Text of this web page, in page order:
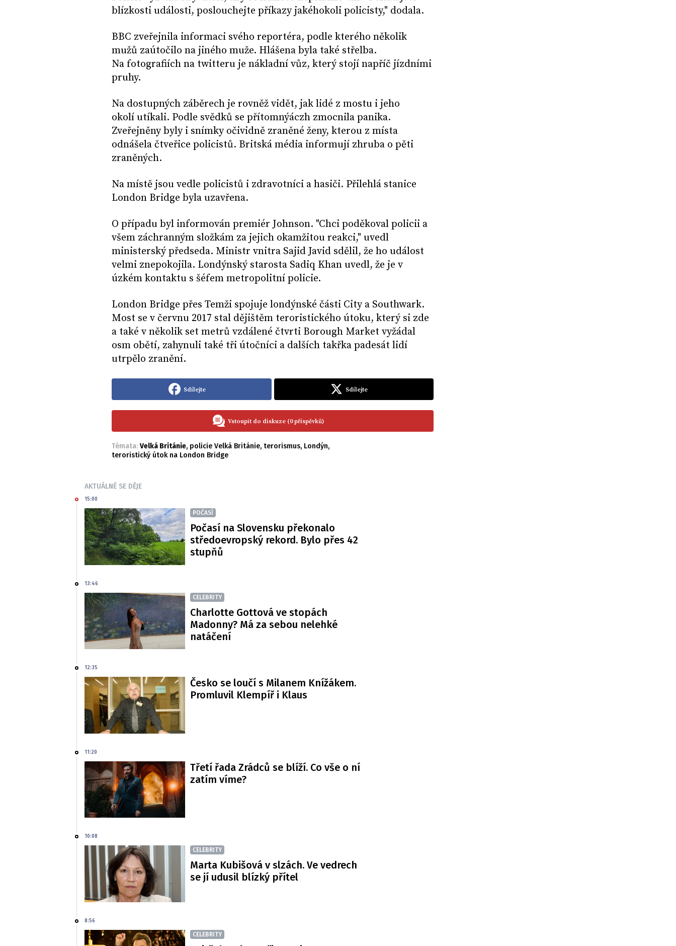
blízkosti události, poslouchejte příkazy jakéhokoli policisty," dodala.
BBC zveřejnila informaci svého reportéra, podle kterého několik
mužů zaútočilo na jiného muže. Hlášena byla také střelba.
Na fotografiích na twitteru je nákladní vůz, který stojí napříč jízdními
pruhy.
Na dostupných záběrech je rovněž vidět, jak lidé z mostu i jeho
okolí utíkali. Podle svědků se přítomnýáczh zmocnila panika.
Zveřejněny byly i snímky očividně zraněné ženy, kterou z místa
odnášela čtveřice policistů. Britská média informují zhruba o pěti
zraněných.
Na místě jsou vedle policistů i zdravotníci a hasiči. Přilehlá stanice
London Bridge byla uzavřena.
O případu byl informován premiér Johnson. "Chci poděkoval policii a
všem záchranným složkám za jejich okamžitou reakci," uvedl
ministerský předseda. Ministr vnitra Sajid Javid sdělil, že ho událost
velmi znepokojila. Londýnský starosta Sadiq Khan uvedl, že je v
úzkém kontaktu s šéfem metropolitní policie.
London Bridge přes Temži spojuje londýnské části City a Southwark.
Most se v červnu 2017 stal dějištěm teroristického útoku, který si zde
a také v několik set metrů vzdálené čtvrti Borough Market vyžádal
osm obětí, zahynuli také tři útočníci a dalších takřka padesát lidí
utrpělo zranění.
Sdílejte Sdílejte
Vstoupit do diskuze (0 příspěvků)
Témata: Velká Británie, policie Velká Británie, terorismus, Londýn,
teroristický útok na London Bridge
AKTUÁLNĚ SE DĚJE
15:00
POČASÍ
Počasí na Slovensku překonalo
středoevropský rekord. Bylo přes 42
stupňů
13:46
CELEBRITY
Charlotte Gottová ve stopách
Madonny? Má za sebou nelehké
natáčení
12:35
Česko se loučí s Milanem Knížákem.
Promluvil Klempíř i Klaus
11:20
Třetí řada Zrádců se blíží. Co vše o ní
zatím víme?
10:08
CELEBRITY
Marta Kubišová v slzách. Ve vedrech
se jí udusil blízký přítel
8:56
CELEBRITY